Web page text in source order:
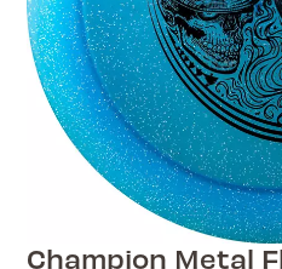
Champion Metal